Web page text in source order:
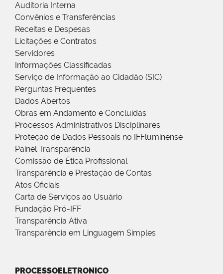
Auditoria Interna
Convênios e Transferências
Receitas e Despesas
Licitações e Contratos
Servidores
Informações Classificadas
Serviço de Informação ao Cidadão (SIC)
Perguntas Frequentes
Dados Abertos
Obras em Andamento e Concluídas
Processos Administrativos Disciplinares
Proteção de Dados Pessoais no IFFluminense
Painel Transparência
Comissão de Ética Profissional
Transparência e Prestação de Contas
Atos Oficiais
Carta de Serviços ao Usuário
Fundação Pró-IFF
Transparência Ativa
Transparência em Linguagem Simples
PROCESSOELETRONICO